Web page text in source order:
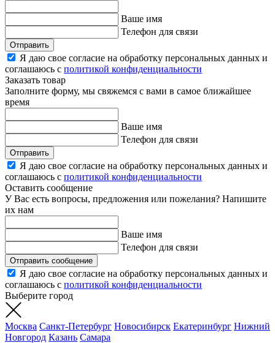
Ваше имя
Телефон для связи
Отправить
Я даю свое согласие на обработку персональных данных и
соглашаюсь с политикой конфиденциальности
Заказать товар
Заполните форму, мы свяжемся с вами в самое ближайшее
время
Ваше имя
Телефон для связи
Отправить
Я даю свое согласие на обработку персональных данных и
соглашаюсь с политикой конфиденциальности
Оставить сообщение
У Вас есть вопросы, предложения или пожелания? Напишите
их нам
Ваше имя
Телефон для связи
Отправить сообщение
Я даю свое согласие на обработку персональных данных и
соглашаюсь с политикой конфиденциальности
Выберите город
Москва Санкт-Петербург Новосибирск Екатеринбург Нижний
Новгород Казань Самара